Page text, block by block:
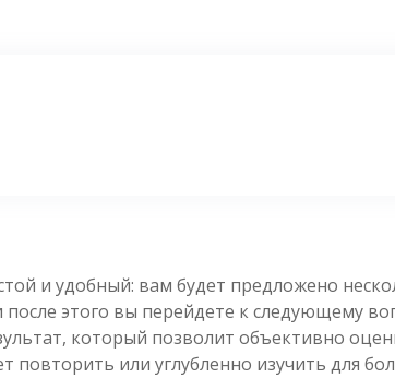
и удобный: вам будет предложено
этого вы перейдете к следующему
который позволит объективно
или углубленно изучить для